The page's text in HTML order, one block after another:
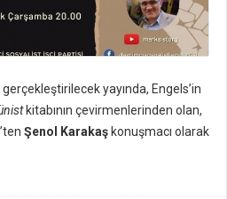
yayında, Engels’in
kitabının çevirmenlerinden olan,
Şenol Karakaş konuşmacı olarak